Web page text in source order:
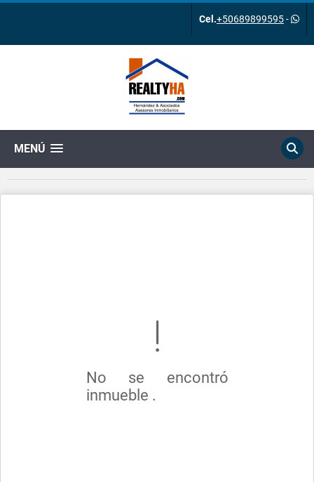
Cel.+50689899595-
MENÚ
No se encontró
inmueble .